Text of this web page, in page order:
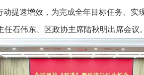
提速增效，为完成全年目标任务、
石伟东、区政协主席陆秋明出席会议。